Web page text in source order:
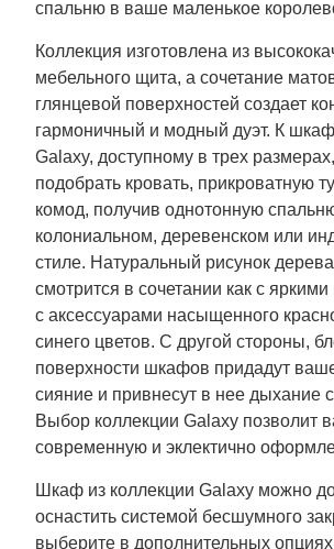
спальню в ваше маленькое
Коллекция изготовлена ​​из
мебельного щита, а сочетание
глянцевой поверхностей создает
гармоничный и модный дуэт. К
Galaxy, доступному в трех
подобрать кровать, прикроватную
комод, получив однотонную
колониальном, деревенском или
стиле. Натуральный рисунок
смотрится в сочетании как с яркими
с аксессуарами насыщенного
синего цветов. С другой стороны,
поверхности шкафов придадут
сияние и привнесут в нее дыхание
Выбор коллекции Galaxy позволит
современную и эклектично
Шкаф из коллекции Galaxy можно
оснастить системой бесшумного
выберите в дополнительных